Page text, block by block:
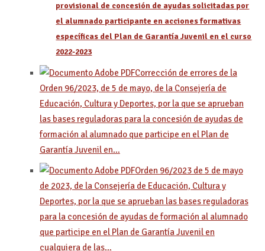
provisional de concesión de ayudas solicitadas por
el alumnado participante en acciones formativas
específicas del Plan de Garantía Juvenil en el curso
2022-2023
Corrección de errores de la
Orden 96/2023, de 5 de mayo, de la Consejería de
Educación, Cultura y Deportes, por la que se aprueban
las bases reguladoras para la concesión de ayudas de
formación al alumnado que participe en el Plan de
Garantía Juvenil en…
Orden 96/2023 de 5 de mayo
de 2023, de la Consejería de Educación, Cultura y
Deportes, por la que se aprueban las bases reguladoras
para la concesión de ayudas de formación al alumnado
que participe en el Plan de Garantía Juvenil en
cualquiera de las…